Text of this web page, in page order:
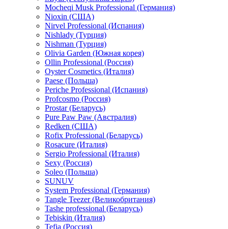
Mocheqi Musk Professional (Германия)
Nioxin (США)
Nirvel Professional (Испания)
Nishlady (Турция)
Nishman (Турция)
Olivia Garden (Южная корея)
Ollin Professional (Россия)
Oyster Cosmetics (Италия)
Paese (Польша)
Periche Professional (Испания)
Profcosmo (Россия)
Prostar (Беларусь)
Pure Paw Paw (Австралия)
Redken (США)
Rofix Professional (Беларусь)
Rosacure (Италия)
Sergio Professional (Италия)
Sexy (Россия)
Soleo (Польша)
SUNUV
System Professional (Германия)
Tangle Teezer (Великобритания)
Tashe professional (Беларусь)
Tebiskin (Италия)
Tefia (Россия)